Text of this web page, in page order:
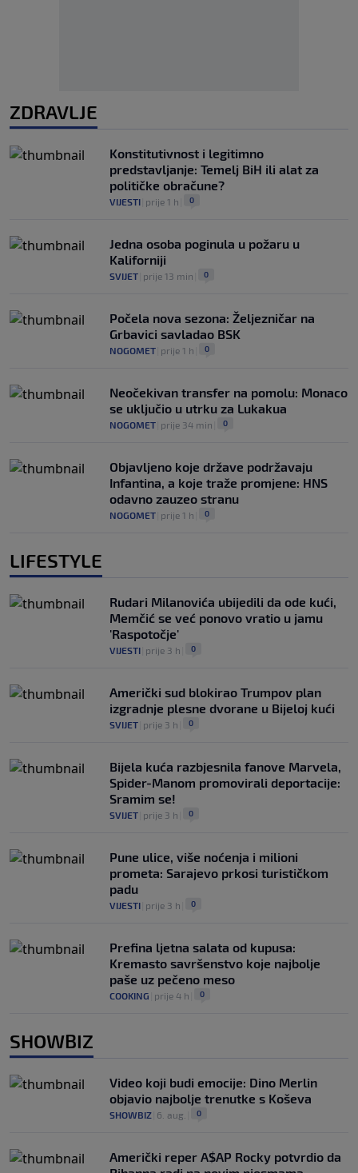
ZDRAVLJE
Konstitutivnost i legitimno
predstavljanje: Temelj BiH ili alat za
političke obračune?
VIJESTI prije 1 h 0
Jedna osoba poginula u požaru u
Kaliforniji
SVIJET prije 13 min 0
Počela nova sezona: Željezničar na
Grbavici savladao BSK
NOGOMET prije 1 h 0
Neočekivan transfer na pomolu: Monaco
se uključio u utrku za Lukakua
NOGOMET prije 34 min 0
Objavljeno koje države podržavaju
Infantina, a koje traže promjene: HNS
odavno zauzeo stranu
NOGOMET prije 1 h 0
LIFESTYLE
Rudari Milanovića ubijedili da ode kući,
Memčić se već ponovo vratio u jamu
'Raspotočje'
VIJESTI prije 3 h 0
Američki sud blokirao Trumpov plan
izgradnje plesne dvorane u Bijeloj kući
SVIJET prije 3 h 0
Bijela kuća razbjesnila fanove Marvela,
Spider-Manom promovirali deportacije:
Sramim se!
SVIJET prije 3 h 0
Pune ulice, više noćenja i milioni
prometa: Sarajevo prkosi turističkom
padu
VIJESTI prije 3 h 0
Prefina ljetna salata od kupusa:
Kremasto savršenstvo koje najbolje
paše uz pečeno meso
COOKING prije 4 h 0
SHOWBIZ
Video koji budi emocije: Dino Merlin
objavio najbolje trenutke s Koševa
SHOWBIZ 6. aug. 0
Američki reper A$AP Rocky potvrdio da